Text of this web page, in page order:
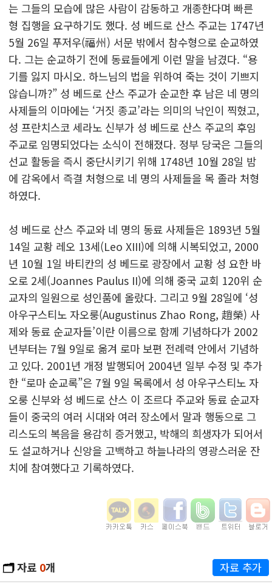
는 그들의 모습에 많은 사람이 감동하고 개종한다며 빠른
형 집행을 요구하기도 했다. 성 베드로 산스 주교는 1747년
5월 26일 푸저우(福州) 서문 밖에서 참수형으로 순교하였
다. 그는 순교하기 전에 동료들에게 이런 말을 남겼다. “용
기를 잃지 마시오. 하느님의 법을 위하여 죽는 것이 기쁘지
않습니까?” 성 베드로 산스 주교가 순교한 후 남은 네 명의
사제들의 이마에는 ‘거짓 종교’라는 의미의 낙인이 찍혔고,
성 프란치스코 세라노 신부가 성 베드로 산스 주교의 후임
주교로 임명되었다는 소식이 전해졌다. 정부 당국은 그들의
선교 활동을 즉시 중단시키기 위해 1748년 10월 28일 밤
에 감옥에서 즉결 처형으로 네 명의 사제들을 목 졸라 처형
하였다.
성 베드로 산스 주교와 네 명의 동료 사제들은 1893년 5월
14일 교황 레오 13세(Leo XIII)에 의해 시복되었고, 2000
년 10월 1일 바티칸의 성 베드로 광장에서 교황 성 요한 바
오로 2세(Joannes Paulus II)에 의해 중국 교회 120위 순
교자의 일원으로 성인품에 올랐다. 그리고 9월 28일에 ‘성
아우구스티노 자오룽(Augustinus Zhao Rong, 趙榮) 사
제와 동료 순교자들’이란 이름으로 함께 기념하다가 2002
년부터는 7월 9일로 옮겨 로마 보편 전례력 안에서 기념하
고 있다. 2001년 개정 발행되어 2004년 일부 수정 및 추가
한 “로마 순교록”은 7월 9일 목록에서 성 아우구스티노 자
오룽 신부와 성 베드로 산스 이 조르다 주교와 동료 순교자
들이 중국의 여러 시대와 여러 장소에서 말과 행동으로 그
리스도의 복음을 용감히 증거했고, 박해의 희생자가 되어서
도 설교하거나 신앙을 고백하고 하늘나라의 영광스러운 잔
치에 참여했다고 기록하였다.
🗂️자료 0개 자료 추가